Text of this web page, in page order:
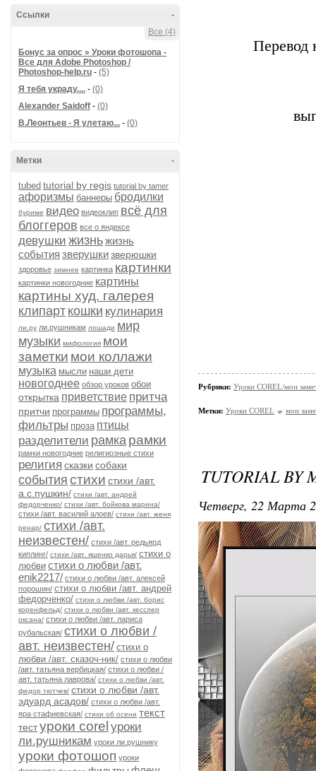
-
Ссылки
Все (4)
Бонус за опрос » Уроки фотошопа -
Все для Adobe Photoshop /
Photoshop-help.ru - (5)
Я тебя украду.... - (0)
Alexander Saidoff - (0)
В.Леонтьев - Я улетаю... - (0)
-
Метки
tubed tutorial by regis tutorial by tamer
афоризмы баннеры бродилки
буриме видео видеоклип всё для
блоггеров все о яндексе
девушки жизньжизнь
события зверушкизверюшки
здоровье зимнее картинка картинки
картинки новогодние картины
картины худ. галерея
клипарт кошки кулинария
ли.ру ли.рушникам лошади мир
музыки мифология мои
заметки мои коллажи
музыка мысли наши дети
новогоднее обзор уроков обои
открытка приветствие притча
притчи программы программы,
фильтры проза птицы
разделители рамка рамки
рамки новогодние религиозные стихи
религия сказки собаки
события стихи стихи /авт.
а.с.пушкин/ стихи /авт. андрей
федорченко/ стихи /авт. бойкова марина/
стихи /авт. василий алоев/ стихи /авт. женя
ренар/ стихи /авт.
неизвестен/ стихи /авт. редьярд
киплинг/ стихи /авт. яшенко дарья/ стихи о
любви стихи о любви /авт.
enik2217/ стихи о любви /авт. алексей
порошин/ стихи о любви /авт. андрей
федорченко/ стихи о любви /авт. борис
коренфельд/ стихи о любви /авт. кесслер
оксана/ стихи о любви /авт. лариса
рубальская/ стихи о любви /
авт. неизвестен/ стихи о
любви /авт. сказоч-ник/ стихи о любви
/авт. татьяна вербицкая/ стихи о любви /
авт. татьяна лаврова/ стихи о любви /авт.
федор тютчев/ стихи о любви /авт.
эдуард асадов/ стихи о любви /авт.
яра стафиевская/ стихи об осени текст
тестуроки corel уроки
ли.рушникам уроки ли.рушнику
уроки фотошоп уроки
Перевод
Рубрики: Уроки COREL/мои
Метки: Уроки COREL мои
TUTORIAL BY
Четверг, 22 Марта